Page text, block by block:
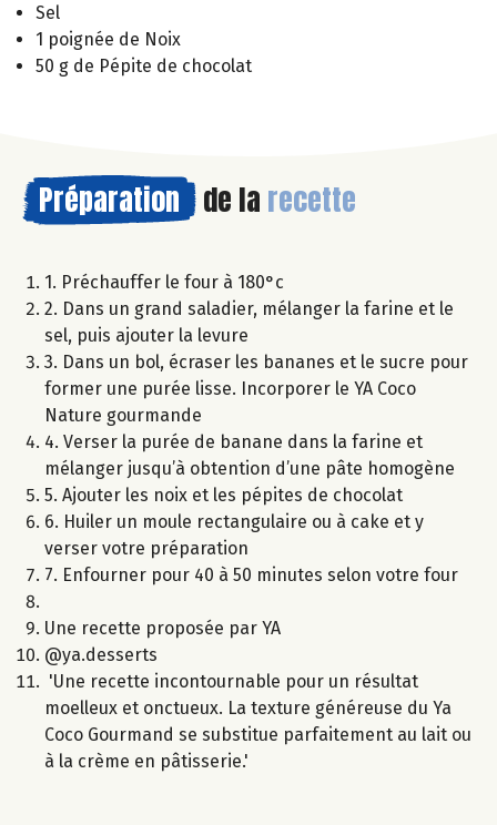
Sel
1 poignée de Noix
50 g de Pépite de chocolat
Préparation de la recette
1. Préchauffer le four à 180°c
2. Dans un grand saladier, mélanger la farine et le
sel, puis ajouter la levure
3. Dans un bol, écraser les bananes et le sucre pour
former une purée lisse. Incorporer le YA Coco
Nature gourmande
4. Verser la purée de banane dans la farine et
mélanger jusqu’à obtention d’une pâte homogène
5. Ajouter les noix et les pépites de chocolat
6. Huiler un moule rectangulaire ou à cake et y
verser votre préparation
7. Enfourner pour 40 à 50 minutes selon votre four
Une recette proposée par YA
@ya.desserts
'Une recette incontournable pour un résultat
moelleux et onctueux. La texture généreuse du Ya
Coco Gourmand se substitue parfaitement au lait ou
à la crème en pâtisserie.'